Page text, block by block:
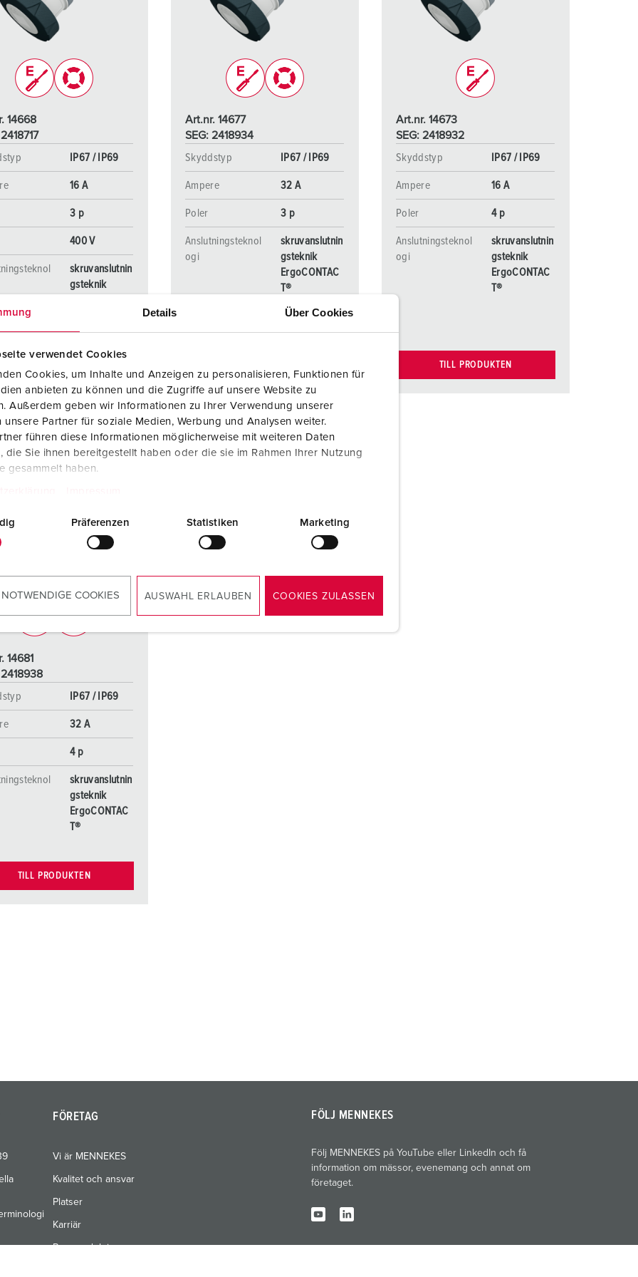
Details Über Cookies
verwendet Cookies
Cookies, um Inhalte und Anzeigen zu personalisieren, Funktionen für
anbieten zu können und die Zugriffe auf unsere Website zu
Außerdem geben wir Informationen zu Ihrer Verwendung unserer
unsere Partner für soziale Medien, Werbung und Analysen weiter.
führen diese Informationen möglicherweise mit weiteren Daten
die Sie ihnen bereitgestellt haben oder die sie im Rahmen Ihrer Nutzung
gesammelt haben.
Präferenzen Statistiken Marketing
NOTWENDIGE COOKIES AUSWAHL ERLAUBEN COOKIES ZULASSEN
Kontakter och uttag i enlighet med internationella standarder
Data-/nätverksteknologi
Utökad version
Tillbehör
För brandkår och civilskydd
Evenemang och underhållning
14668
IP67 / IP69
16 A
3 p
400 V
skruvanslutnin
gsteknik
Art.nr. 14677
SEG: 2418934
Skyddstyp
IP67 / IP69
Ampere 32 A
Poler 3 p
Anslutningsteknol
ogi
skruvanslutnin
gsteknik
ErgoCONTAC
T®
Art.nr. 14673
SEG: 2418932
Skyddstyp
IP67 / IP69
Ampere 16 A
Poler 4 p
Anslutningsteknol
ogi
skruvanslutnin
gsteknik
ErgoCONTAC
T®
TILL PRODUKTEN
NY
14681
IP67 / IP69
32 A
4 p
skruvanslutnin
gsteknik
ErgoCONTAC
T®
TILL PRODUKTEN
FÖRETAG
Vi är MENNEKES
Kvalitet och ansvar
Platser
Karriär
Pressavdelning
FÖLJ MENNEKES
Följ MENNEKES på YouTube eller LinkedIn och få
information om mässor, evenemang och annat om
företaget.